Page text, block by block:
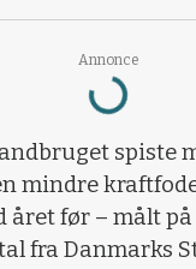
Annonce
Loading...
spiste
mindre
året før – målt
fra Danmarks